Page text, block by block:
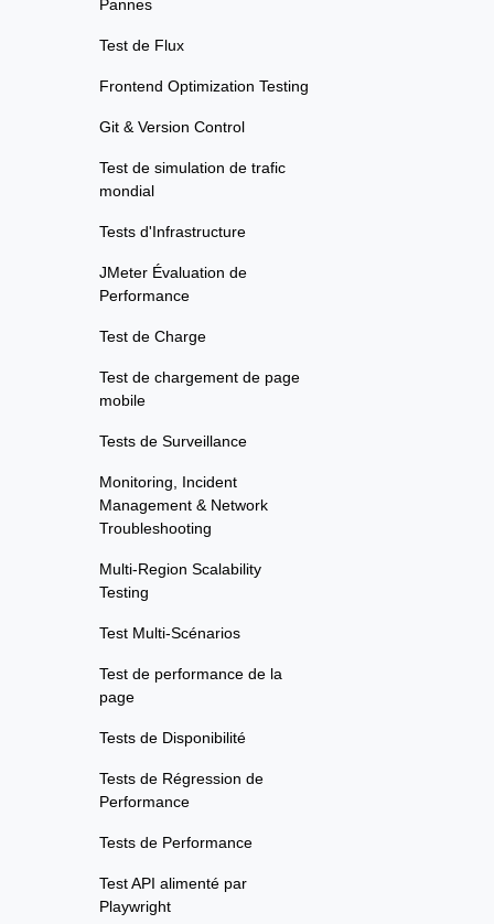
Pannes
Test de Flux
Frontend Optimization Testing
Git & Version Control
Test de simulation de trafic
mondial
Tests d'Infrastructure
JMeter Évaluation de
Performance
Test de Charge
Test de chargement de page
mobile
Tests de Surveillance
Monitoring, Incident
Management & Network
Troubleshooting
Multi-Region Scalability
Testing
Test Multi-Scénarios
Test de performance de la
page
Tests de Disponibilité
Tests de Régression de
Performance
Tests de Performance
Test API alimenté par
Playwright